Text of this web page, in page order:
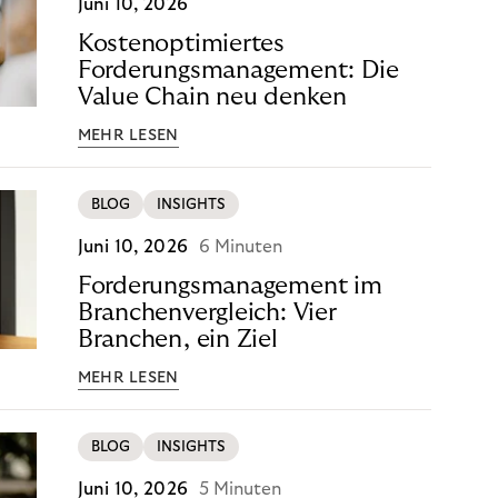
Juni 10, 2026
Kostenoptimiertes
Forderungsmanagement: Die
Value Chain neu denken
MEHR LESEN
BLOG INSIGHTS
Juni 10, 2026 6 Minuten
Forderungsmanagement im
Branchenvergleich: Vier
Branchen, ein Ziel
MEHR LESEN
BLOG INSIGHTS
Juni 10, 2026 5 Minuten